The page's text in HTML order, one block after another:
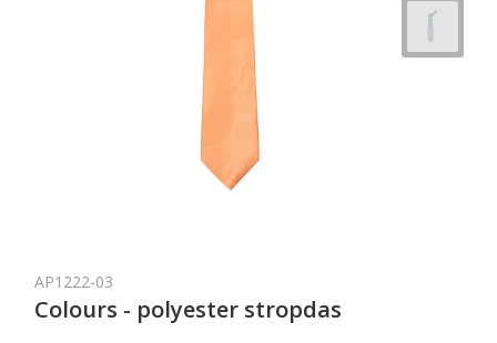
AP1222-03
Colours - polyester stropdas